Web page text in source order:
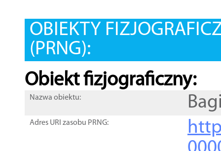
OBIEKTY
(PRNG):
Obiekt fizjograficzny:
Nazwa obiektu:
Adres URI zasobu PRNG: